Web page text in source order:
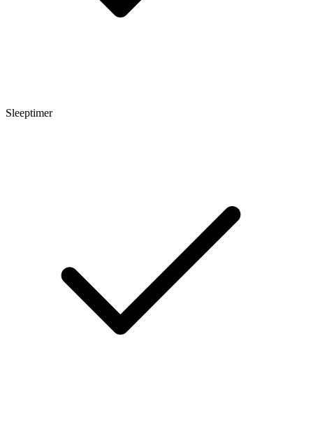
Sleeptimer